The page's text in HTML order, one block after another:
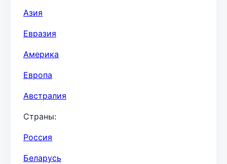
Азия
Евразия
Америка
Европа
Австралия
Страны:
Россия
Беларусь